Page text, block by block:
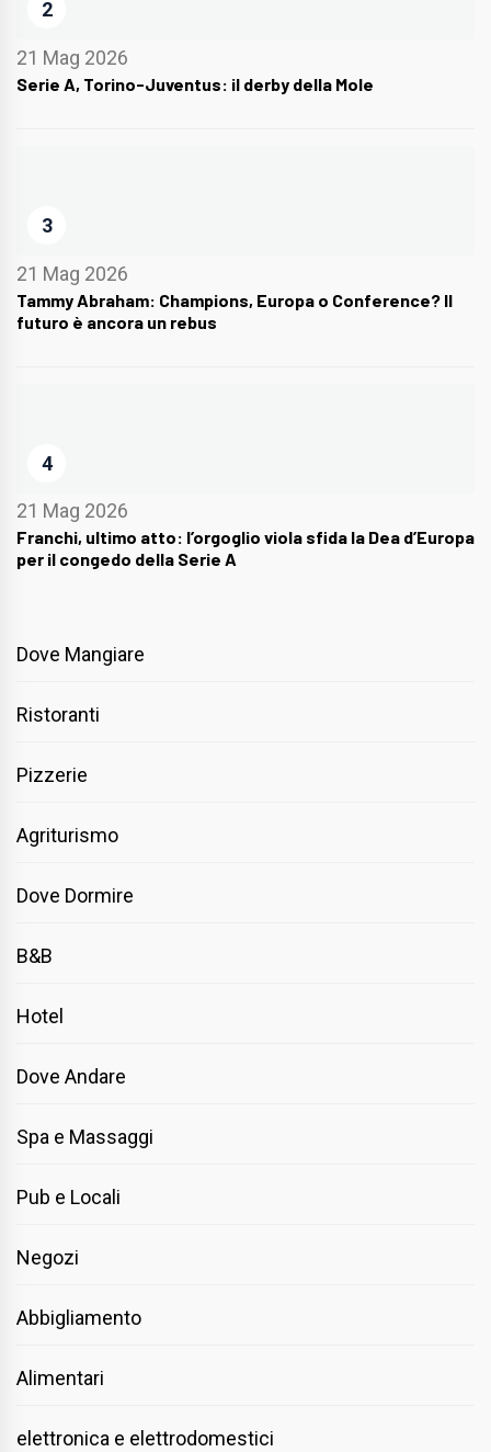
2
21 Mag 2026
Serie A, Torino-Juventus: il derby della Mole
3
21 Mag 2026
Tammy Abraham: Champions, Europa o Conference? Il
futuro è ancora un rebus
4
21 Mag 2026
Franchi, ultimo atto: l’orgoglio viola sfida la Dea d’Europa
per il congedo della Serie A
Dove Mangiare
Ristoranti
Pizzerie
Agriturismo
Dove Dormire
B&B
Hotel
Dove Andare
Spa e Massaggi
Pub e Locali
Negozi
Abbigliamento
Alimentari
elettronica e elettrodomestici